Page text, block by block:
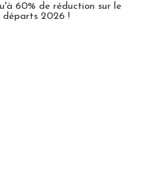
60% de réduction sur le
départs 2026 !